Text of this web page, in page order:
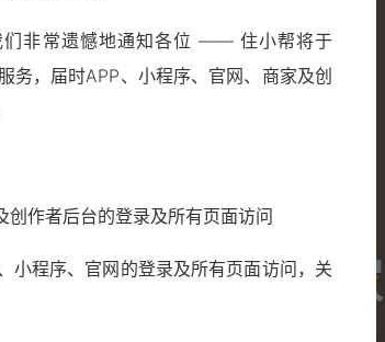
们非常遗憾地通知各位 —— 住小帮将于
，届时APP、小程序、官网、商家及创
作者后台的登录及所有页面访问
程序、官网的登录及所有页面访问，关
住小帮
轻松住好家